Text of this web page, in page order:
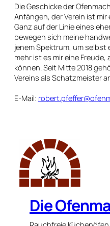
Die Geschicke der
Anfängen, der Verein ist
Ganz auf der Linie eines
bewegen sich meine
jenem Spektrum, um selbst
mehr ist es mir eine
können. Seit Mitte 2018
Vereins als Schatzmeister
E-Mail:
Die